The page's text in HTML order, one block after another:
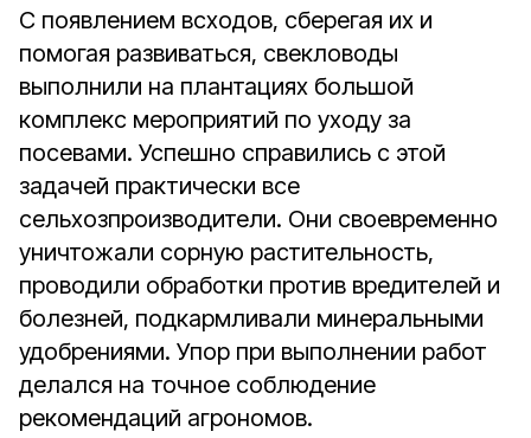
С появлением всходов, сберегая их и
помогая развиваться, свекловоды
выполнили на плантациях большой
комплекс мероприятий по уходу за
посевами. Успешно справились с этой
задачей практически все
сельхозпроизводители. Они своевременно
уничтожали сорную растительность,
проводили обработки против вредителей и
болезней, подкармливали минеральными
удобрениями. Упор при выполнении работ
делался на точное соблюдение
рекомендаций агрономов.